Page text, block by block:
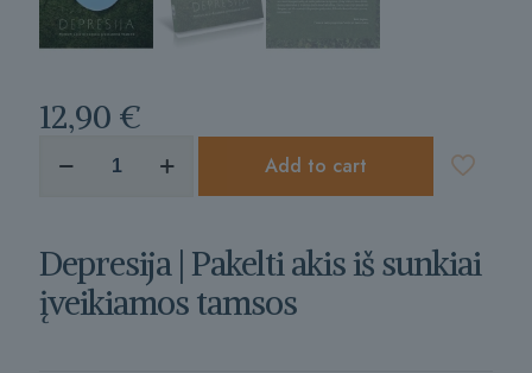
12,90 €
kiekis:
akis
iš
sunkiai
įveikiamos
Add to cart
Depresija | Pakelti akis iš sunkiai
įveikiamos tamsos